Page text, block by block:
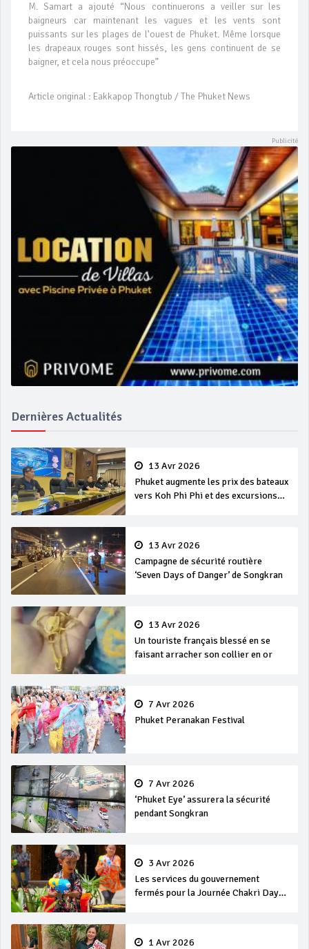
M. Samart a ajouté “Nous continuerons a veiller sur les
baigneurs car maintenant les vagues et les vents sont
puissants sur les plages de l’ouest de Phuket. Même lorsque
les drapeaux rouges sont hissés, les gens continuent de se
baigner, et cela nous préoccupe”
Article original : Eakkapop Thongtub / The Phuket News
Dernières Actualités
13 Avr 2026
Phuket augmente les prix des bateaux
vers Koh Phi Phi et des excursions
13 Avr 2026
Campagne de sécurité routière
‘Seven Days of Danger’ de Songkran
13 Avr 2026
Un touriste français blessé en se
faisant arracher son collier en or
7 Avr 2026
Phuket Peranakan Festival
7 Avr 2026
‘Phuket Eye’ assurera la sécurité
pendant Songkran
3 Avr 2026
Les services du gouvernement
fermés pour la Journée Chakri Day
1 Avr 2026